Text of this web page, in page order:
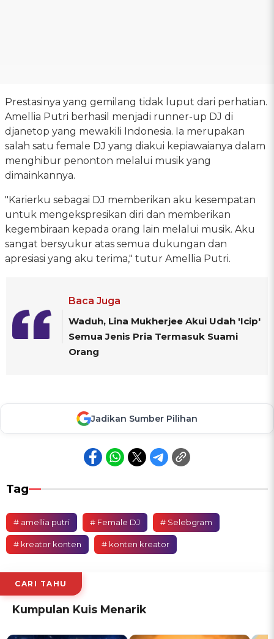
Prestasinya yang gemilang tidak luput dari perhatian.
Amellia Putri berhasil menjadi runner-up DJ di
djanetop yang mewakili Indonesia. Ia merupakan
salah satu female DJ yang diakui kepiawaianya dalam
menghibur penonton melalui musik yang
dimainkannya.
"Karierku sebagai DJ memberikan aku kesempatan
untuk mengekspresikan diri dan memberikan
kegembiraan kepada orang lain melalui musik. Aku
sangat bersyukur atas semua dukungan dan
apresiasi yang aku terima," tutur Amellia Putri.
Baca Juga
Waduh, Lina Mukherjee Akui Udah 'Icip'
Semua Jenis Pria Termasuk Suami
Orang
Jadikan Sumber Pilihan
Tag
# amellia putri # Female DJ # Selebgram
# kreator konten # konten kreator
CARI TAHU
Kumpulan Kuis Menarik